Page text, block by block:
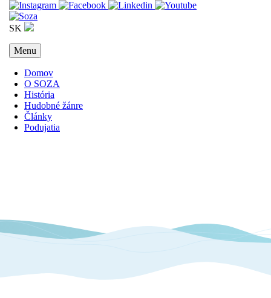
SK
Menu
Domov
O SOZA
História
Hudobné žánre
Články
Podujatia